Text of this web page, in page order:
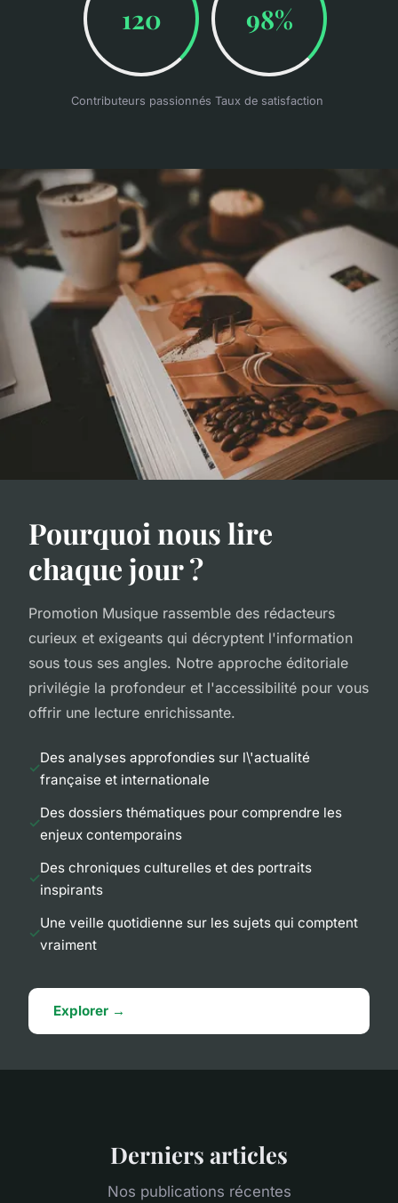
120
Contributeurs passionnés
98%
Taux de satisfaction
Pourquoi nous lire
chaque jour ?
Promotion Musique rassemble des rédacteurs
curieux et exigeants qui décryptent l'information
sous tous ses angles. Notre approche éditoriale
privilégie la profondeur et l'accessibilité pour vous
offrir une lecture enrichissante.
Des analyses approfondies sur l\'actualité
française et internationale
Des dossiers thématiques pour comprendre les
enjeux contemporains
Des chroniques culturelles et des portraits
inspirants
Une veille quotidienne sur les sujets qui comptent
vraiment
Explorer →
Derniers articles
Nos publications récentes